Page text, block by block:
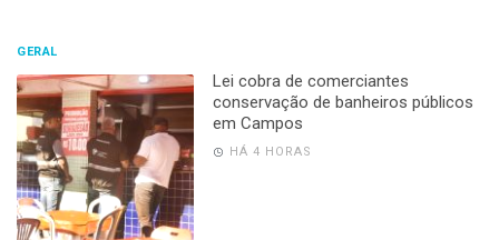
GERAL
Lei cobra de comerciantes
conservação de banheiros públicos
em Campos
HÁ 4 HORAS